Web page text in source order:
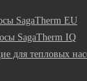
SagaTherm EU
SagaTherm IQ
для тепловых